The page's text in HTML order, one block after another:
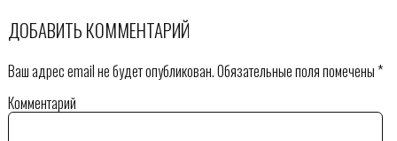
ДОБАВИТЬ КОММЕНТАРИЙ
Ваш адрес email не будет опубликован.Обязательные поля помечены*
Комментарий